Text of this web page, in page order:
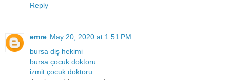
Reply
emre May 20, 2020 at 1:51 PM
bursa diş hekimi
bursa çocuk doktoru
izmit çocuk doktoru